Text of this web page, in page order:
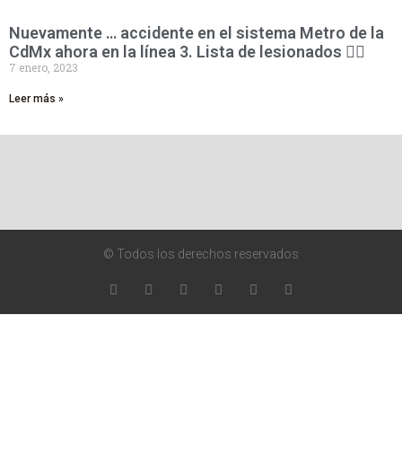
Nuevamente … accidente en el sistema Metro de la
CdMx ahora en la línea 3. Lista de lesionados 👇🏻
7 enero, 2023
Leer más »
© Todos los derechos reservados